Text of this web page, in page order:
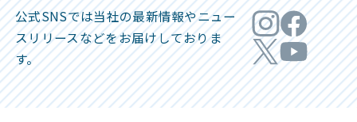
公式SNSでは当社の最新情報やニュー
スリリースなどをお届けしておりま
す。